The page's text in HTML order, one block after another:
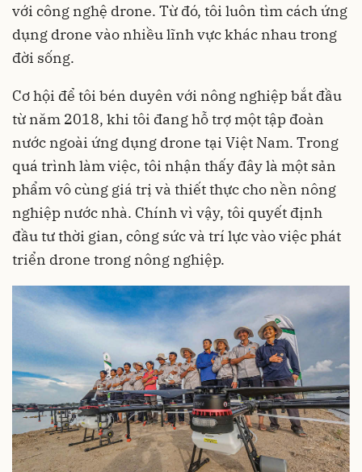
với công nghệ drone. Từ đó, tôi luôn tìm cách ứng
dụng drone vào nhiều lĩnh vực khác nhau trong
đời sống.
Cơ hội để tôi bén duyên với nông nghiệp bắt đầu
từ năm 2018, khi tôi đang hỗ trợ một tập đoàn
nước ngoài ứng dụng drone tại Việt Nam. Trong
quá trình làm việc, tôi nhận thấy đây là một sản
phẩm vô cùng giá trị và thiết thực cho nền nông
nghiệp nước nhà. Chính vì vậy, tôi quyết định
đầu tư thời gian, công sức và trí lực vào việc phát
triển drone trong nông nghiệp.